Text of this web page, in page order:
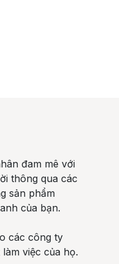
đam mê với
thông qua các
sản phẩm
của bạn.
các công ty
việc của họ.